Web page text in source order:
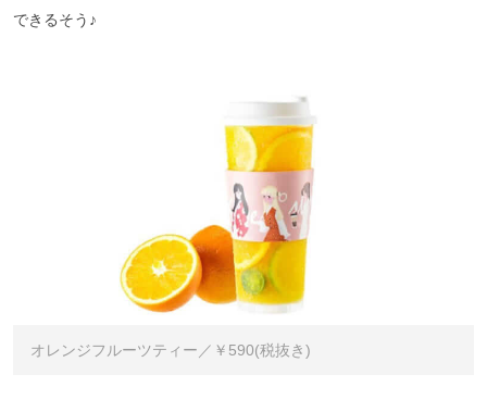
できるそう♪
オレンジフルーツティー／￥590(税抜き)